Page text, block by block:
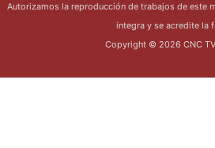
Autorizamos la reproducción de trabajos de este
íntegra y se acredite la
Copyright © 2026 CNC